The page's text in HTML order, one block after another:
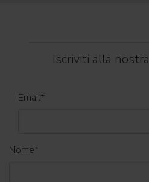
Iscriviti alla nostra
Email*
Nome*